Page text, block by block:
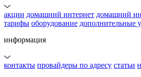
акции домашний интернет домашний
тарифы оборудование дополнительные
информация
контакты провайдеры по адресу статьи